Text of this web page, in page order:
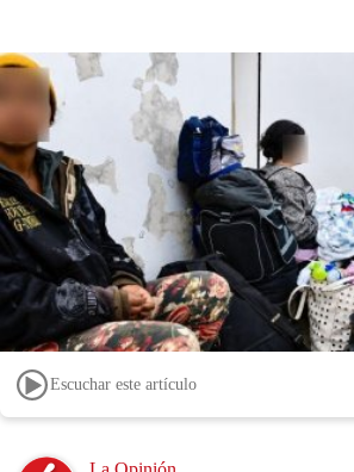
Escuchar este artículo